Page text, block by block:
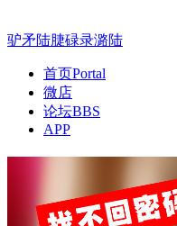
驴矛陆脻碌录潞陆
首页Portal
微店
论坛BBS
APP